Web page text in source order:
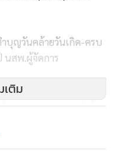
บุญวันคล้ายวันเกิด-ครบ
นสพ.ผู้จัดการ
ดงานวันพ่อแห่งชาติ น้อม
ติม